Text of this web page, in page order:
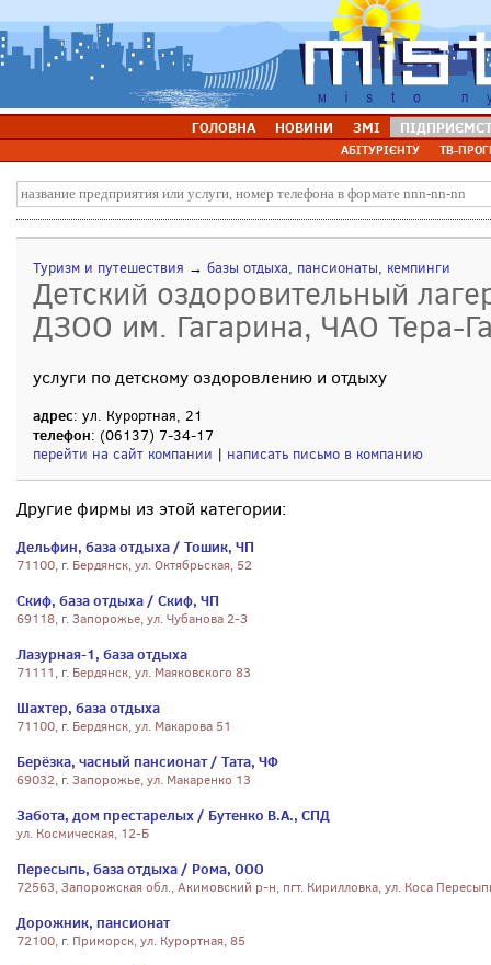
ГОЛОВНА НОВИНИ ЗМІ
АБІТУРІЄНТУ ТВ-
Туризм и путешествия → базы отдыха, пансионаты, кемпинги
Детский оздоровительный
ДЗОО им. Гагарина, ЧАО Тера-
услуги по детскому оздоровлению и отдыху
адрес: ул. Курортная, 21
телефон: (06137) 7-34-17
перейти на сайт компании | написать письмо в компанию
Другие фирмы из этой категории:
Дельфин, база отдыха / Тошик, ЧП
71100, г. Бердянск, ул. Октябрьская, 52
Скиф, база отдыха / Скиф, ЧП
69118, г. Запорожье, ул. Чубанова 2-З
Лазурная-1, база отдыха
71111, г. Бердянск, ул. Маяковского 83
Шахтер, база отдыха
71100, г. Бердянск, ул. Макарова 51
Берёзка, часный пансионат / Тата, ЧФ
69032, г. Запорожье, ул. Макаренко 13
Забота, дом престарелых / Бутенко В.А., СПД
ул. Космическая, 12-Б
Пересыпь, база отдыха / Рома, ООО
72563, Запорожская обл., Акимовский р-н, пгт. Кирилловка, ул. Коса
Дорожник, пансионат
72100, г. Приморск, ул. Курортная, 85